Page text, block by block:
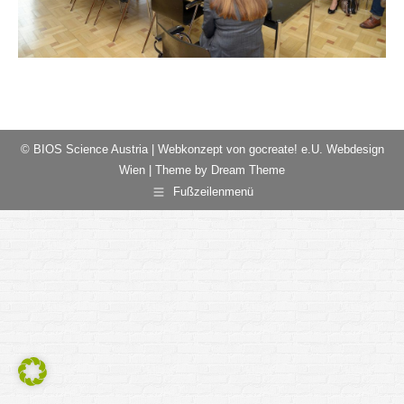
© BIOS Science Austria | Webkonzept von gocreate! e.U. Webdesign
Wien | Theme by Dream Theme
Fußzeilenmenü